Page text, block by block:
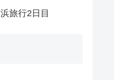
旅行2日目